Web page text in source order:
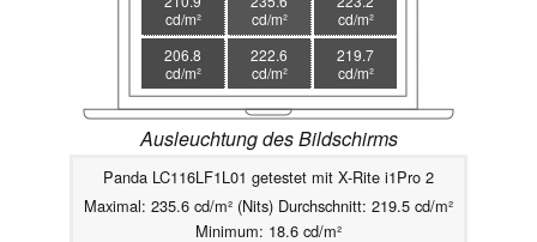
cd/m²
cd/m²
cd/m²
206.8
cd/m²
222.6
cd/m²
219.7
cd/m²
Ausleuchtung des Bildschirms
Panda LC116LF1L01 getestet mit X-Rite i1Pro 2
Maximal: 235.6 cd/m² (Nits) Durchschnitt: 219.5 cd/m²
Minimum: 18.6 cd/m²